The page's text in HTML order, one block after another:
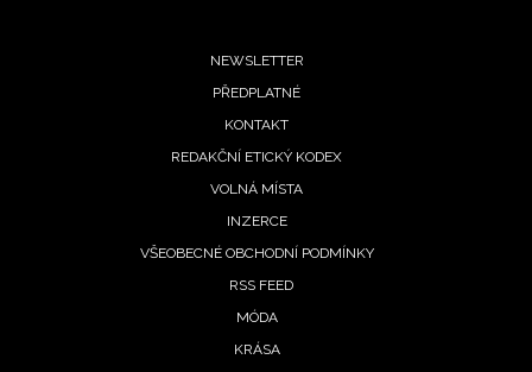
NEWSLETTER
PŘEDPLATNÉ
KONTAKT
REDAKČNÍ ETICKÝ KODEX
VOLNÁ MÍSTA
INZERCE
VŠEOBECNÉ OBCHODNÍ PODMÍNKY
RSS FEED
MÓDA
KRÁSA